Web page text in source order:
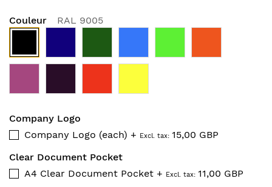
Couleur RAL 9005
Company Logo
Company Logo (each) +
15,00 GBP
Clear Document Pocket
A4 Clear Document Pocket +
11,00 GBP